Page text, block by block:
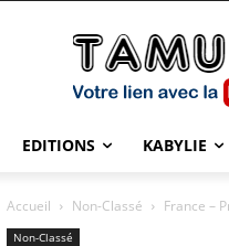
EDITIONS KABYLIE
Accueil Non-Classé France –
Non-Classé